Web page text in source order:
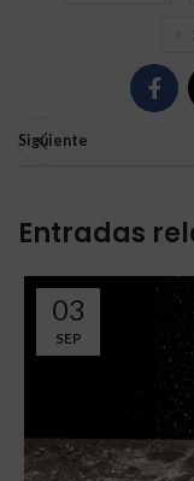
Siguiente
Entradas
03
SEP